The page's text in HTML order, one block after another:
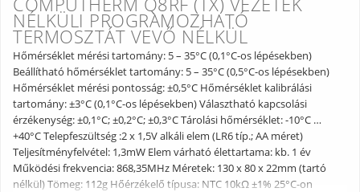
NÉLKÜLI PROGRAMOZHATÓ
TERMOSZTÁT VEVŐ NÉLKÜL
Hőmérséklet mérési tartomány: 5 – 35°C (0,1°C-os lépésekben)
Beállítható hőmérséklet tartomány: 5 – 35°C (0,5°C-os lépésekben)
Hőmérséklet mérési pontosság: ±0,5°C Hőmérséklet kalibrálási
tartomány: ±3°C (0,1°C-os lépésekben) Választható kapcsolási
érzékenység: ±0,1°C; ±0,2°C; ±0,3°C Tárolási hőmérséklet: -10°C …
+40°C Telepfeszültség :2 x 1,5V alkáli elem (LR6 típ.; AA méret)
Teljesítményfelvétel: 1,3mW Elem várható élettartama: kb. 1 év
Működési frekvencia: 868,35MHz Méretek: 130 x 80 x 22mm (tartó
nélkül) Tömeg: 112g Hőérzékelő típusa: NTC 10kΩ ±1% 25°C-on